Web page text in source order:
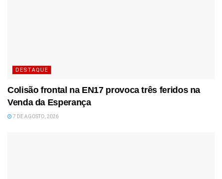
DESTAQUE
Colisão frontal na EN17 provoca três feridos na
Venda da Esperança
7 DE AGOSTO, 2026